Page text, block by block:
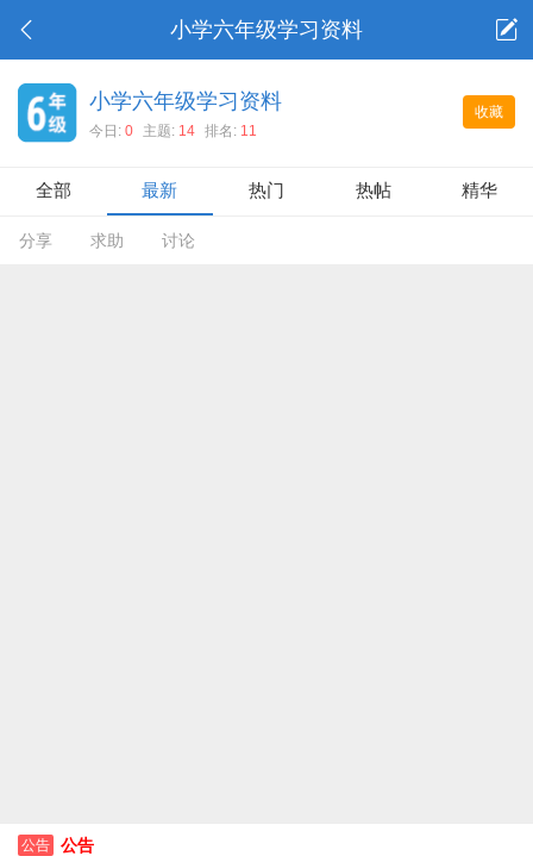
小学六年级学习资料
收藏
小学六年级学习资料
今日: 0 主题: 14 排名: 11
全部 最新 热门 热帖 精华
分享 求助 讨论
公告 公告